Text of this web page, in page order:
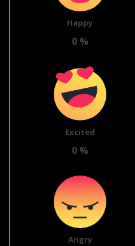
Happy
0%
Excited
0%
Angry